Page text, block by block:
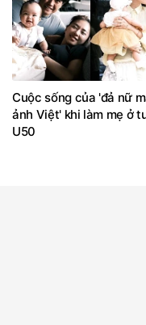
Cuộc sống của 'đả nữ
ảnh Việt' khi làm mẹ ở
U50